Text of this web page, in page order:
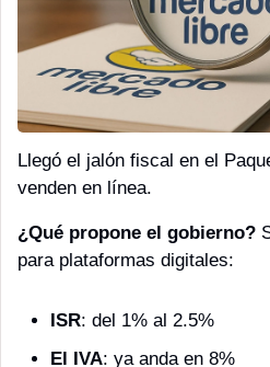
Llegó el jalón fiscal en el
venden en línea.
¿Qué propone el gobierno?
para plataformas digitales:
ISR: del 1% al 2.5%
El IVA: ya anda en 8%